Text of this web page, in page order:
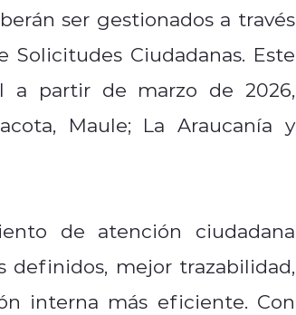
ser gestionados a través
Ciudadanas. Este
a partir de marzo de 2026,
Maule; La Araucanía y
de atención ciudadana
definidos, mejor trazabilidad,
interna más eficiente. Con